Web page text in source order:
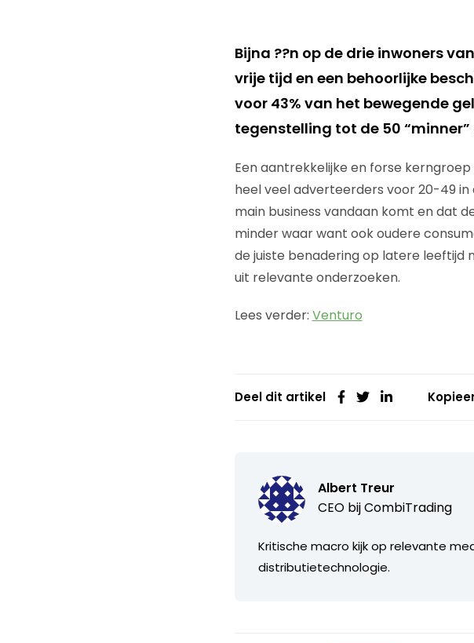
Bijna ??n op de drie inwoners
vrije tijd en een behoorlijke
voor 43% van het bewegende
tegenstelling tot de 50
Een aantrekkelijke en forse
heel veel adverteerders voor 20-49
main business vandaan komt en dat
minder waar want ook oudere
de juiste benadering op latere leeftijd
uit relevante onderzoeken.
Lees verder: Venturo
Deel dit artikel
Albert Treur
CEO bijCombiTrading
Kritische macro kijk op relevante
distributietechnologie.